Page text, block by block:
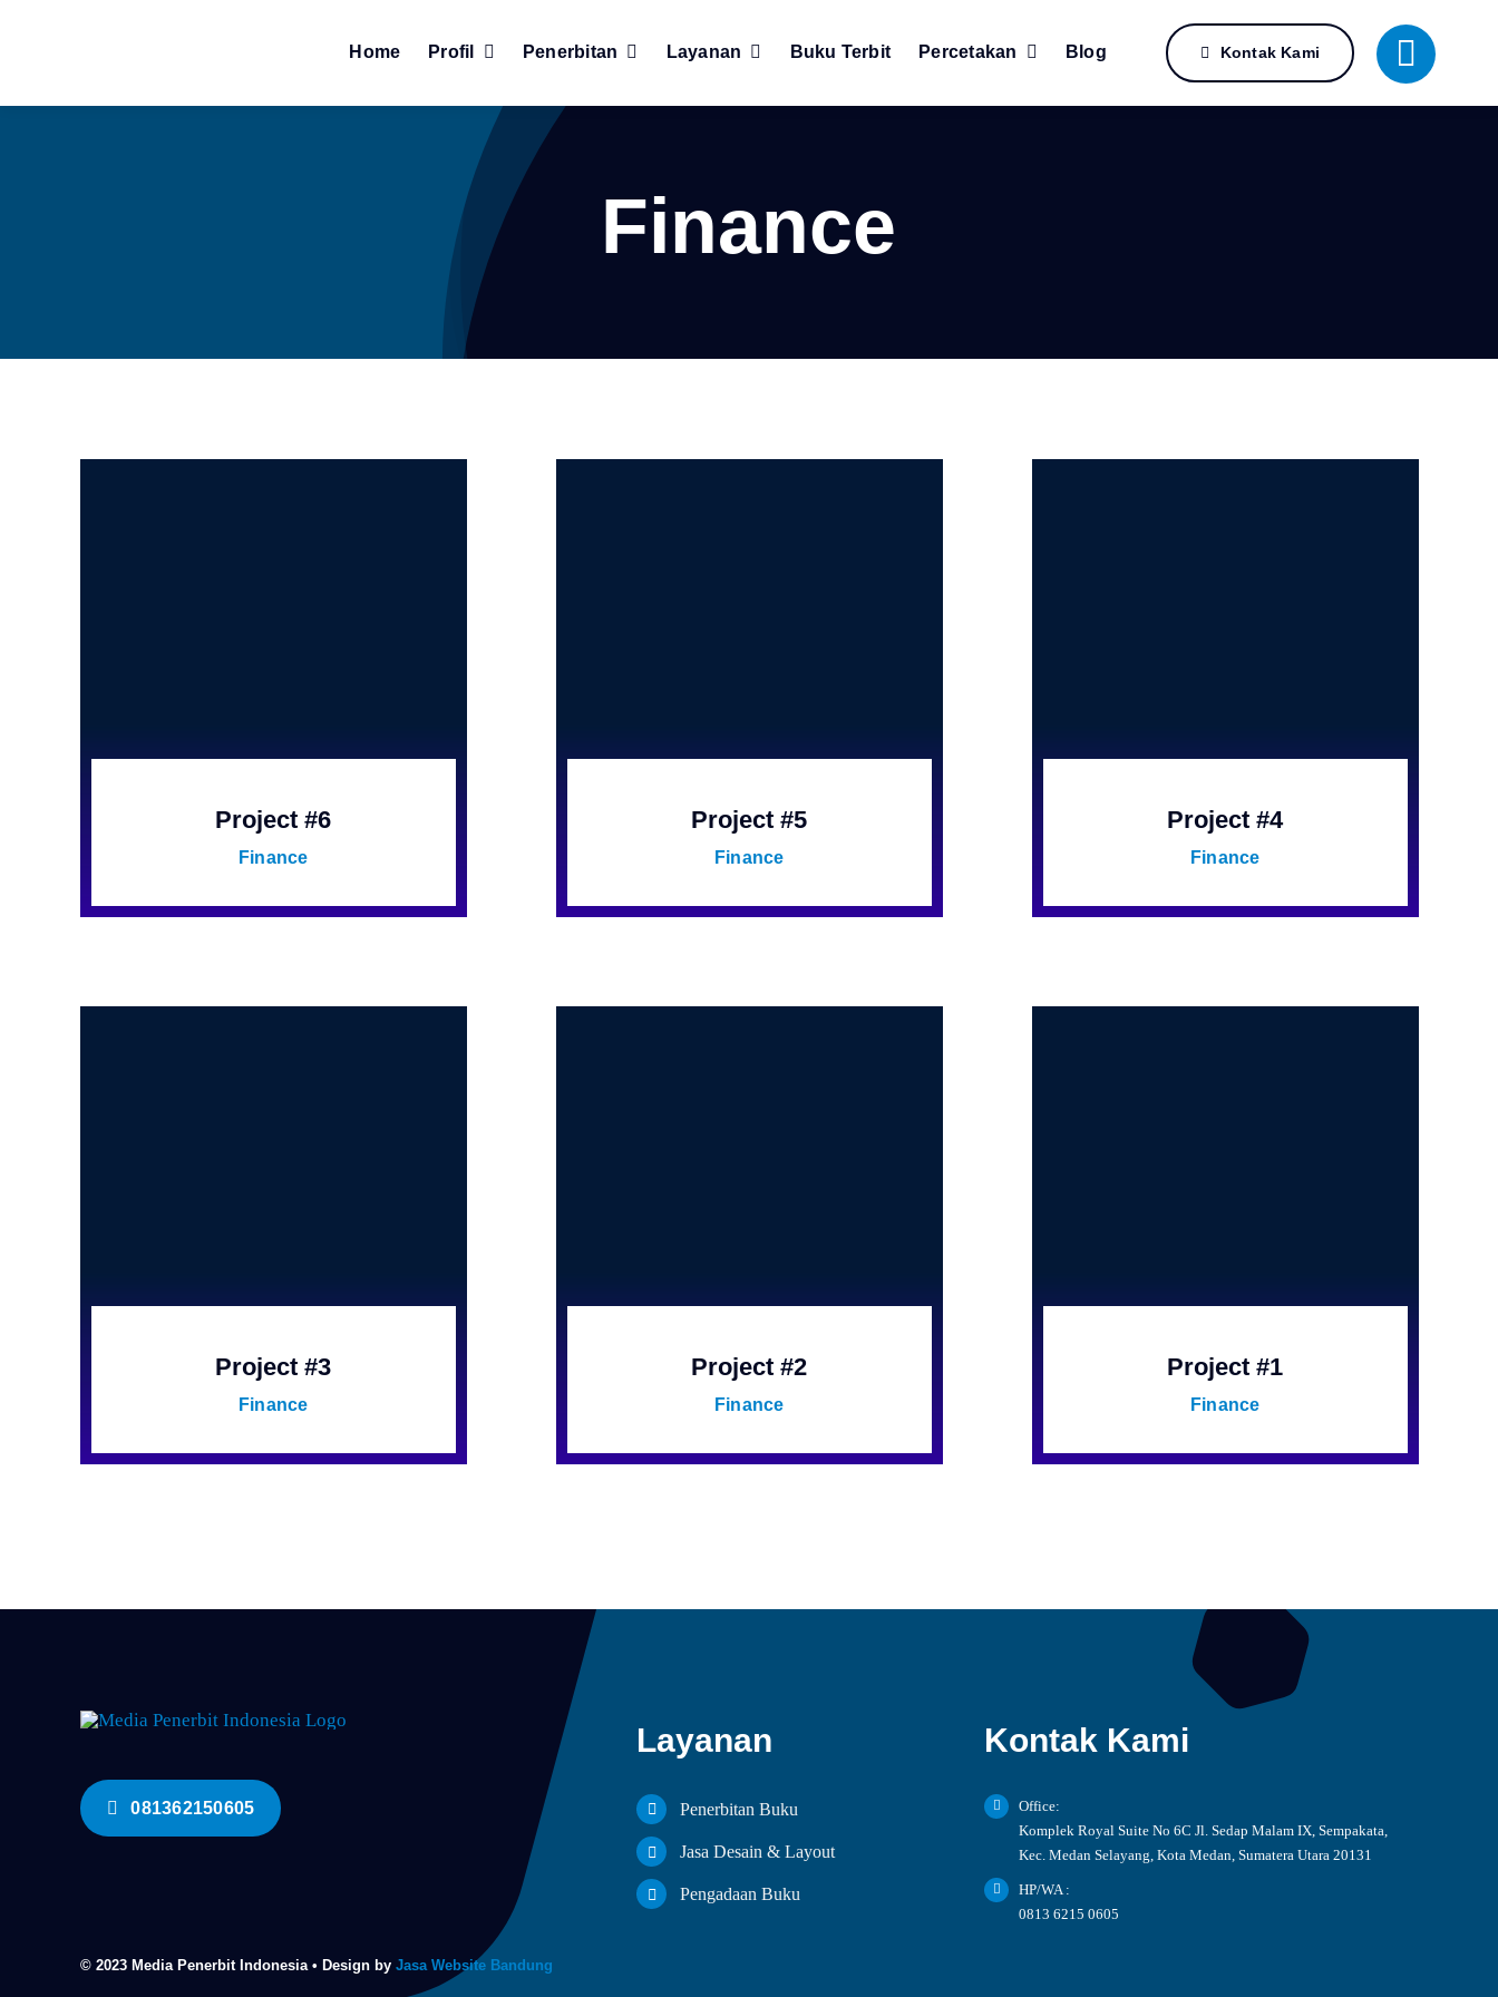
Home Profil Penerbitan Layanan Buku Terbit Percetakan Blog Kontak Kami
Finance
Project #6
Finance
Project #5
Finance
Project #4
Finance
Project #3
Finance
Project #2
Finance
Project #1
Finance
081362150605
Layanan
Penerbitan Buku
Jasa Desain & Layout
Pengadaan Buku
Kontak Kami
Office:
Komplek Royal Suite No 6C Jl. Sedap Malam IX, Sempakata,
Kec. Medan Selayang, Kota Medan, Sumatera Utara 20131
HP/WA :
0813 6215 0605
© 2023 Media Penerbit Indonesia • Design by Jasa Website Bandung